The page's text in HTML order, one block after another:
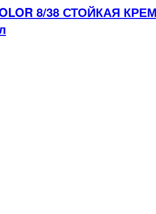
8/38 СТОЙКАЯ